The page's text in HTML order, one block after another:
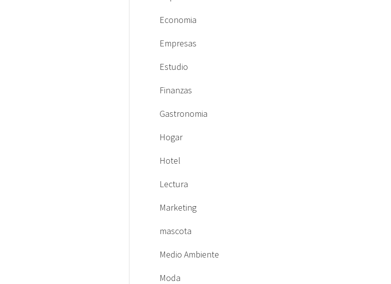
Economia
Empresas
Estudio
Finanzas
Gastronomia
Hogar
Hotel
Lectura
Marketing
mascota
Medio Ambiente
Moda